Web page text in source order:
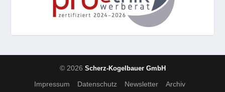
© 2026 Scherz-Kogelbauer GmbH
Impressum Datenschutz Newsletter Archiv